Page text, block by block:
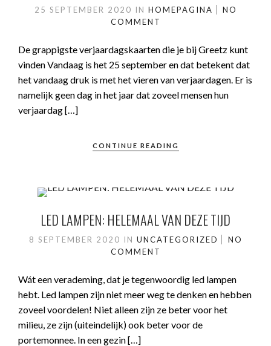
25 SEPTEMBER 2020 IN HOMEPAGINA
NO
COMMENT
De grappigste verjaardagskaarten die je bij Greetz kunt
vinden Vandaag is het 25 september en dat betekent dat
het vandaag druk is met het vieren van verjaardagen. Er is
namelijk geen dag in het jaar dat zoveel mensen hun
verjaardag […]
CONTINUE READING
LED LAMPEN: HELEMAAL VAN DEZE TIJD
8 SEPTEMBER 2020 IN UNCATEGORIZED
NO
COMMENT
Wát een verademing, dat je tegenwoordig led lampen
hebt. Led lampen zijn niet meer weg te denken en hebben
zoveel voordelen! Niet alleen zijn ze beter voor het
milieu, ze zijn (uiteindelijk) ook beter voor de
portemonnee. In een gezin […]